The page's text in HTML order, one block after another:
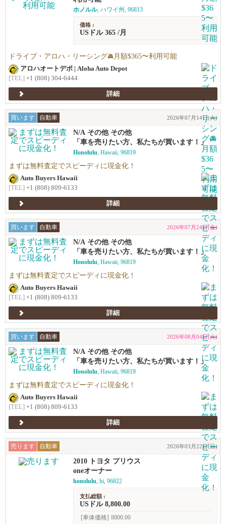
ホノルル, ハワイ州, 96813
価格 :
USドル 365 /月
ドライブ・アロハ・リーシング🚘️月額$365〜利用可能
アロハオートデポ | Aloha Auto Depot
[TEL] +1 (808) 304-6444
詳細
買います 自動車 2026年07月14日(火)
N/A その他 その他
「車を売りたい方、私たちが買います！」
Honolulu, Hawaii, 96819
まずは無料査定でスピーディに現金化！
Auto Buyers Hawaii
[TEL] +1 (808) 809-6133
詳細
買います 自動車 2026年07月24日(金)
N/A その他 その他
「車を売りたい方、私たちが買います！」
Honolulu, Hawaii, 96819
まずは無料査定でスピーディに現金化！
Auto Buyers Hawaii
[TEL] +1 (808) 809-6133
詳細
買います 自動車 2026年08月04日(火)
N/A その他 その他
「車を売りたい方、私たちが買います！」
Honolulu, Hawaii, 96819
まずは無料査定でスピーディに現金化！
Auto Buyers Hawaii
[TEL] +1 (808) 809-6133
詳細
売ります 自動車 2026年03月22日(日)
2010 トヨタ プリウス
oneオーナー
honolulu, hi, 96822
支払総額 :
USドル 8,800.00
[車体価格] 8800.00